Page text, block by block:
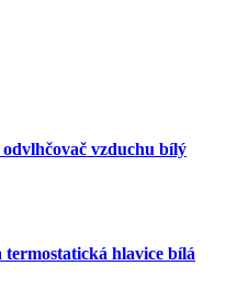
vzduchu bílý
hlavice bílá